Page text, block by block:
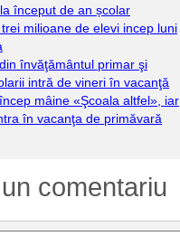
început de an școlar
milioane de elevi incep luni
învăţământul primar şi
intră de vineri în vacanţă
mâine «Şcoala altfel», iar
în vacanţa de primăvară
comentariu